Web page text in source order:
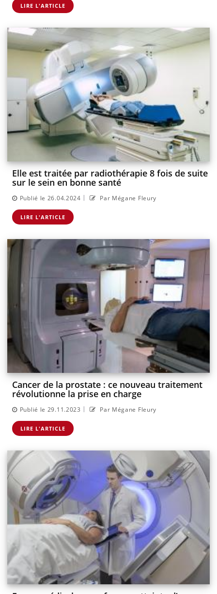
LIRE L'ARTICLE
Elle est traitée par radiothérapie 8 fois de suite
sur le sein en bonne santé
Publié le 26.04.2024 | Par Mégane Fleury
LIRE L'ARTICLE
Cancer de la prostate : ce nouveau traitement
révolutionne la prise en charge
Publié le 29.11.2023 | Par Mégane Fleury
LIRE L'ARTICLE